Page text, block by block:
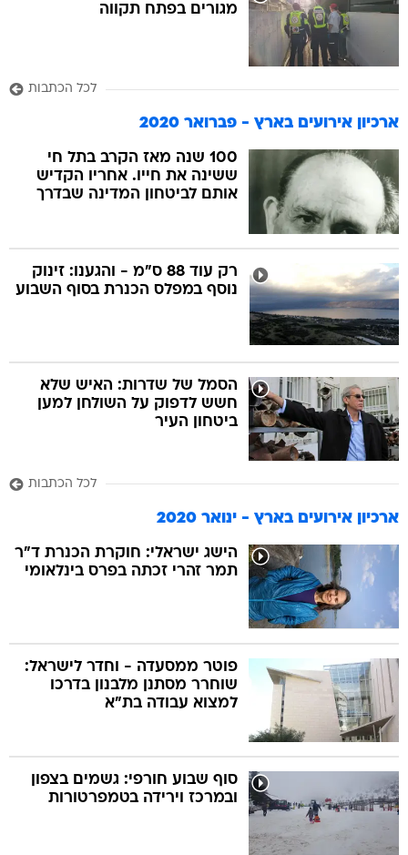
מגורים בפתח תקווה
לכל הכתבות
ארכיון אירועים בארץ - פברואר 2020
100 שנה מאז הקרב בתל חי
ששינה את חייו. אחריו הקדיש
אותם לביטחון המדינה שבדרך
רק עוד 88 ס"מ - והגענו: זינוק
נוסף במפלס הכנרת בסוף השבוע
הסמל של שדרות: האיש שלא
חשש לדפוק על השולחן למען
ביטחון העיר
לכל הכתבות
ארכיון אירועים בארץ - ינואר 2020
הישג ישראלי: חוקרת הכנרת ד"ר
תמר זהרי זכתה בפרס בינלאומי
פוטר ממסעדה - וחדר לישראל:
שוחרר מסתנן מלבנון בדרכו
למצוא עבודה בת"א
סוף שבוע חורפי: גשמים בצפון
ובמרכז וירידה בטמפרטורות